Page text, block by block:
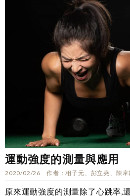
運動強度的測量與應用
2020/02/26 作者 相子元、彭立堯、陳韋
原來運動強度的測量除了心跳率,